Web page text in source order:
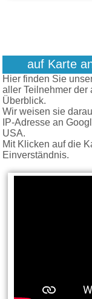
auf Karte
Hier finden Sie
aller Teilnehmer
Überblick.
Wir weisen sie
IP-Adresse an
USA.
Mit Klicken auf die
Einverständnis.